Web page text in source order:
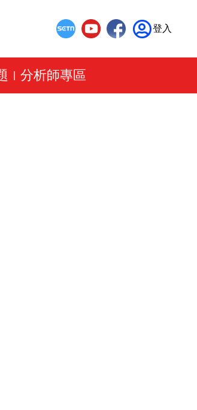
登入
分析師專區